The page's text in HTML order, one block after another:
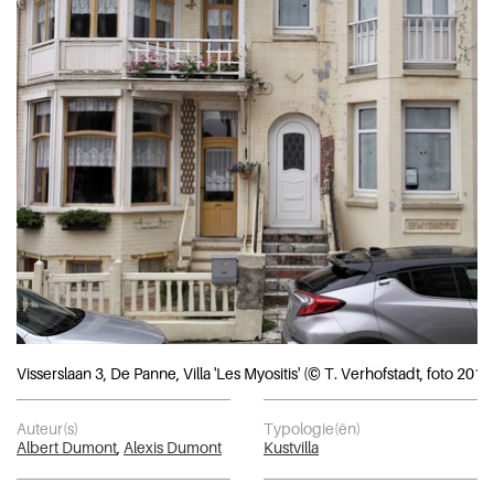
Visserslaan 3, De Panne, Villa 'Les Myositis' (© T. Verhofstadt, foto
Auteur(s)
Albert Dumont Alexis Dumont
Typologie(ën)
Kustvilla